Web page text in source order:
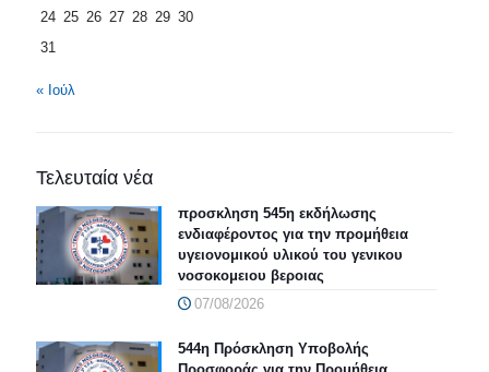
24 25 26 27 28 29 30
31
« Ιούλ
Τελευταία νέα
προσκληση 545η εκδήλωσης
ενδιαφέροντος για την προμήθεια
υγειονομικού υλικού του γενικου
νοσοκομειου βεροιας
07/08/2026
544η Πρόσκληση Υποβολής